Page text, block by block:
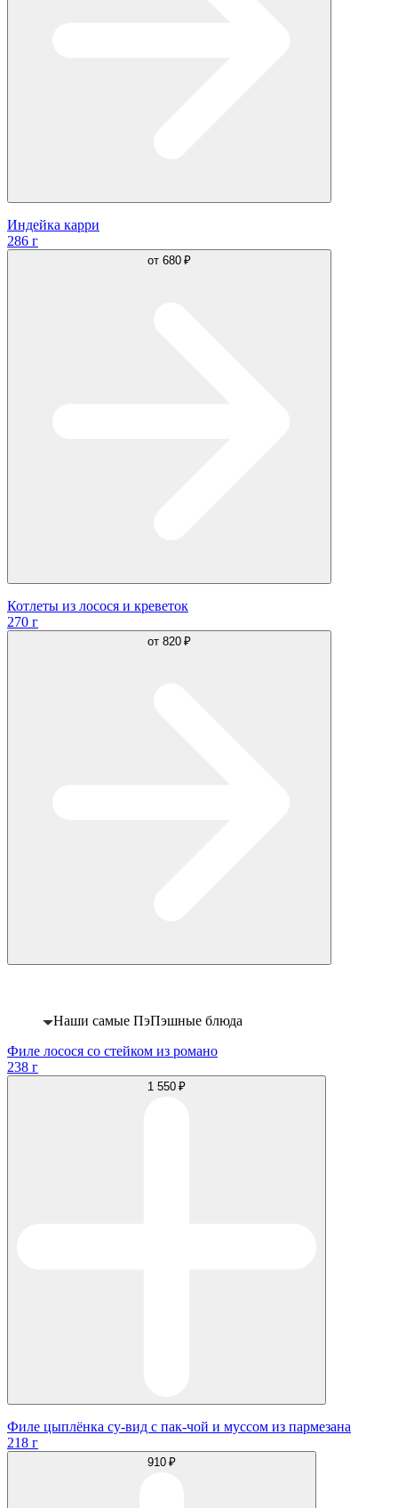
Индейка карри
286 г
от 680 ₽
Котлеты из лосося и креветок
270 г
от 820 ₽
Наши самые ПэПэшные блюда
Филе лосося со стейком из романо
238 г
1 550 ₽
Филе цыплёнка су-вид с пак-чой и муссом из пармезана
218 г
910 ₽